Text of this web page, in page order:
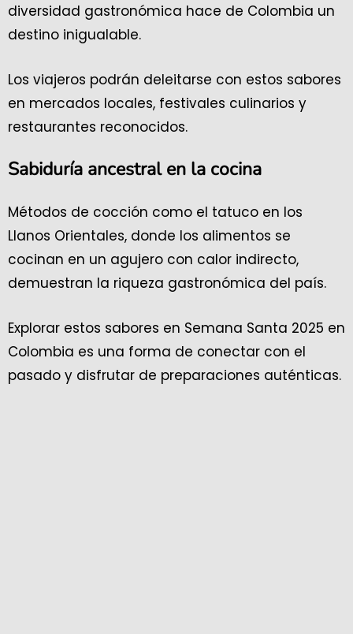
diversidad gastronómica hace de Colombia un
destino inigualable.
Los viajeros podrán deleitarse con estos sabores
en mercados locales, festivales culinarios y
restaurantes reconocidos.
Sabiduría ancestral en la cocina
Métodos de cocción como el tatuco en los
Llanos Orientales, donde los alimentos se
cocinan en un agujero con calor indirecto,
demuestran la riqueza gastronómica del país.
Explorar estos sabores en Semana Santa 2025 en
Colombia es una forma de conectar con el
pasado y disfrutar de preparaciones auténticas.